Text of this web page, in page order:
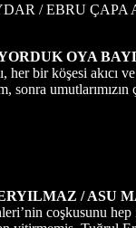
/ EBRU ÇAPA
OYA
bir köşesi
/ ASU
coşkusunu